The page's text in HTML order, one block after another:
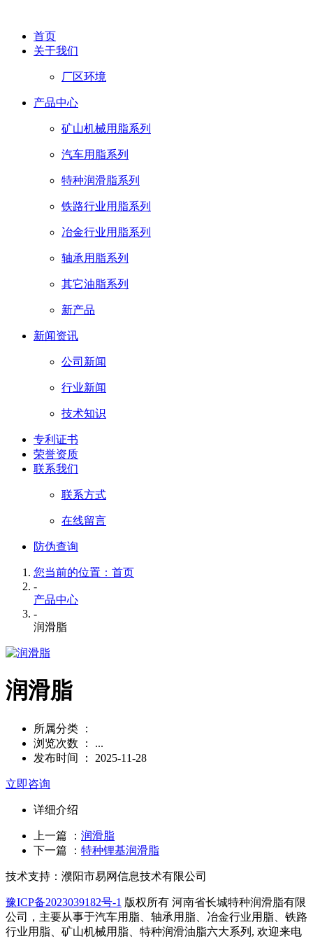
首页
关于我们
厂区环境
产品中心
矿山机械用脂系列
汽车用脂系列
特种润滑脂系列
铁路行业用脂系列
冶金行业用脂系列
轴承用脂系列
其它油脂系列
新产品
新闻资讯
公司新闻
行业新闻
技术知识
专利证书
荣誉资质
联系我们
联系方式
在线留言
防伪查询
您当前的位置：首页
-
产品中心
-
润滑脂
润滑脂
所属分类 ：
浏览次数 ： ...
发布时间 ： 2025-11-28
立即咨询
详细介绍
上一篇 ： 润滑脂
下一篇 ： 特种锂基润滑脂
技术支持：濮阳市易网信息技术有限公司
豫ICP备2023039182号-1 版权所有 河南省长城特种润滑脂有限
公司，主要从事于汽车用脂、轴承用脂、冶金行业用脂、铁路
行业用脂、矿山机械用脂、特种润滑油脂六大系列, 欢迎来电